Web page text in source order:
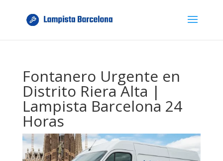
Fontanero Urgente en
Distrito Riera Alta |
Lampista Barcelona 24
Horas